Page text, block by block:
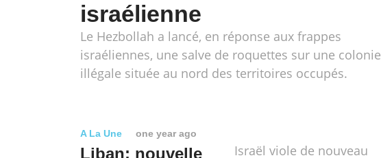
israélienne
Le Hezbollah a lancé, en réponse aux frappes
israéliennes, une salve de roquettes sur une colonie
illégale située au nord des territoires occupés.
A La Une one year ago
Liban: nouvelle
Israël viole de nouveau